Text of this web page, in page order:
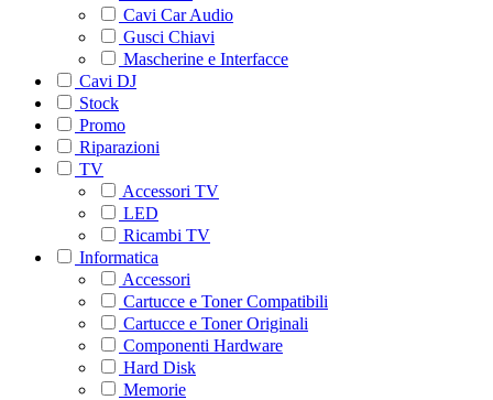
Cavi Car Audio
Gusci Chiavi
Mascherine e Interfacce
Cavi DJ
Stock
Promo
Riparazioni
TV
Accessori TV
LED
Ricambi TV
Informatica
Accessori
Cartucce e Toner Compatibili
Cartucce e Toner Originali
Componenti Hardware
Hard Disk
Memorie